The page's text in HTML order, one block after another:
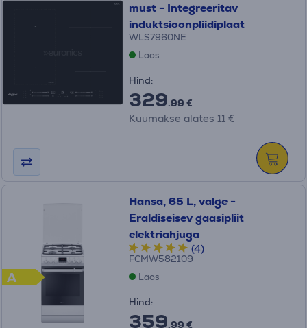
must - Integreeritav
induktsioonpliidiplaat
WLS7960NE
Laos
Hind:
329.99 €
Kuumakse alates 11 €
A
Hansa, 65 L, valge -
Eraldiseisev gaasipliit
elektriahjuga
(4)
FCMW582109
Laos
Hind:
359.99 €